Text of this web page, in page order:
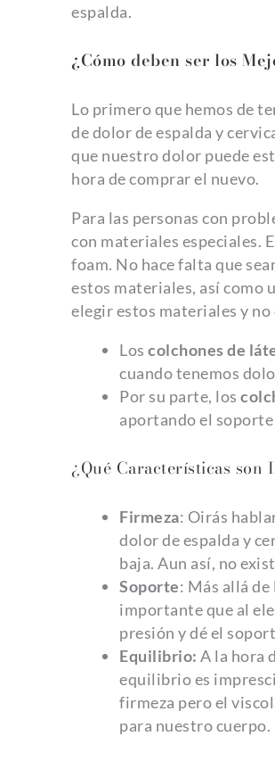
espalda.
¿Cómo deben ser los
Lo primero que hemos de
de dolor de espalda y
que nuestro dolor puede
hora de comprar el nuevo.
Para las personas con
con materiales especiales.
foam. No hace falta que
estos materiales, así como
elegir estos materiales y no
Los colchones de
cuando tenemos
Por su parte, los
aportando el
¿Qué Características
Firmeza: Oirás
dolor de espalda y
baja. Aun así, no
Soporte: Más allá
importante que al
presión y dé el
Equilibrio: A la hora
equilibrio es
firmeza pero el
para nuestro cuerpo.